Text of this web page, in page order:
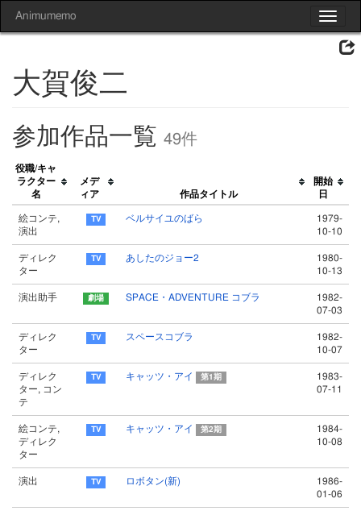
Toggle
Animumemo
大賀俊二
参加作品一覧 49件
役職/キャ
ラクター
名
メデ
ィア
作品タイトル
開始
日
絵コンテ,
演出
ベルサイユのばら
1979-
10-10
ディレク
ター
あしたのジョー2
1980-
10-13
演出助手 SPACE・ADVENTURE コブラ
1982-
07-03
ディレク
ター
スペースコブラ
1982-
10-07
ディレク
ター, コン
テ
キャッツ・アイ 第1期
1983-
07-11
絵コンテ,
ディレク
ター
キャッツ・アイ 第2期
1984-
10-08
演出 ロボタン(新)
1986-
01-06